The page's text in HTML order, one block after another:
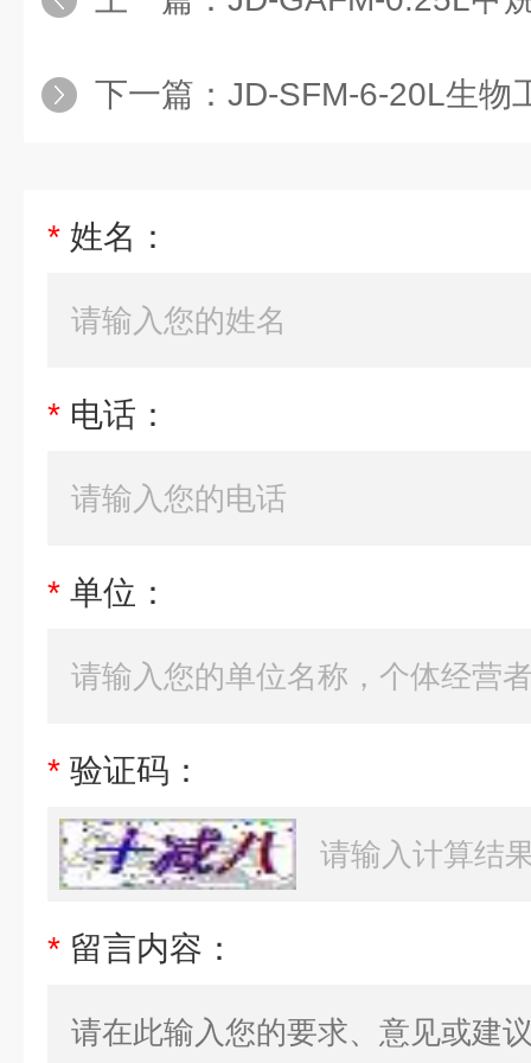
下一篇： JD-SFM-6-20L生物
* 姓名：
* 电话：
* 单位：
* 验证码：
* 留言内容：